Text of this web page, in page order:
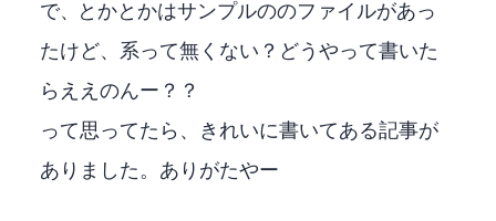
MMDetectionで、YOLOXとかRTMDetとかはサンプルのconfigのpyファイルがあっ
たけど、DETR系って無くない？どうやって書いた
らええのんー？？
って思ってたら、きれいに書いてある記事が
ありました。ありがたやー